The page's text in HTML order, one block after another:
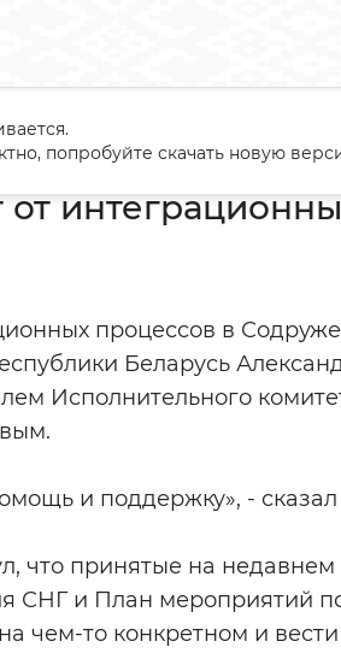
процессов
от
процессов в
Беларусь
Исполнительного
и поддержку», -
что принятые на
СНГ и План мероприятий
чем-то конкретном и
попробуйте скачать новую